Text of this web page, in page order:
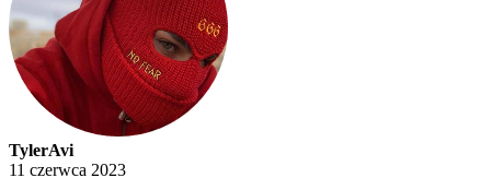
TylerAvi
11 czerwca 2023